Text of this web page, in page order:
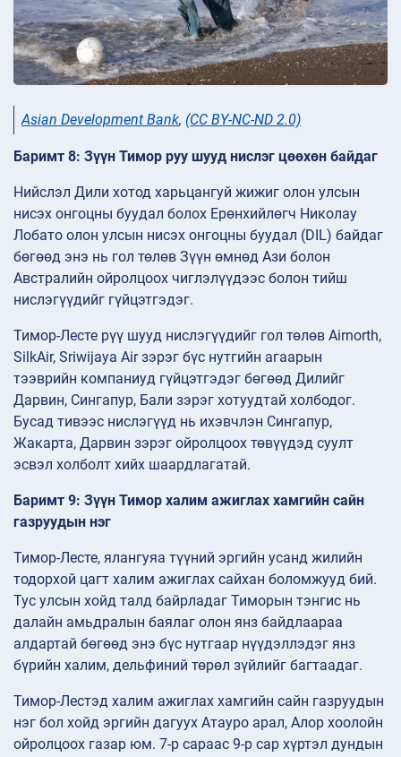
Asian Development Bank, (CC BY-NC-ND 2.0)
Баримт 8: Зүүн Тимор руу шууд нислэг цөөхөн байдаг
Нийслэл Дили хотод харьцангуй жижиг олон улсын
нисэх онгоцны буудал болох Ерөнхийлөгч Николау
Лобато олон улсын нисэх онгоцны буудал (DIL) байдаг
бөгөөд энэ нь гол төлөв Зүүн өмнөд Ази болон
Австралийн ойролцоох чиглэлүүдээс болон тийш
нислэгүүдийг гүйцэтгэдэг.
Тимор-Лесте рүү шууд нислэгүүдийг гол төлөв Airnorth,
SilkAir, Sriwijaya Air зэрэг бүс нутгийн агаарын
тээврийн компаниуд гүйцэтгэдэг бөгөөд Дилийг
Дарвин, Сингапур, Бали зэрэг хотуудтай холбодог.
Бусад тивээс нислэгүүд нь ихэвчлэн Сингапур,
Жакарта, Дарвин зэрэг ойролцоох төвүүдэд суулт
эсвэл холболт хийх шаардлагатай.
Баримт 9: Зүүн Тимор халим ажиглах хамгийн сайн
газруудын нэг
Тимор-Лесте, ялангуяа түүний эргийн усанд жилийн
тодорхой цагт халим ажиглах сайхан боломжууд бий.
Тус улсын хойд талд байрладаг Тиморын тэнгис нь
далайн амьдралын баялаг олон янз байдлаараа
алдартай бөгөөд энэ бүс нутгаар нүүдэллэдэг янз
бүрийн халим, дельфиний төрөл зүйлийг багтаадаг.
Тимор-Лестэд халим ажиглах хамгийн сайн газруудын
нэг бол хойд эргийн дагуух Атауро арал, Алор хоолойн
ойролцоох газар юм. 7-р сараас 9-р сар хүртэл дундын